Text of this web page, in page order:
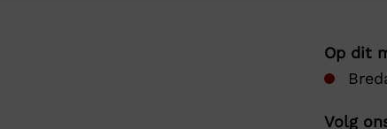
Op dit
Volg